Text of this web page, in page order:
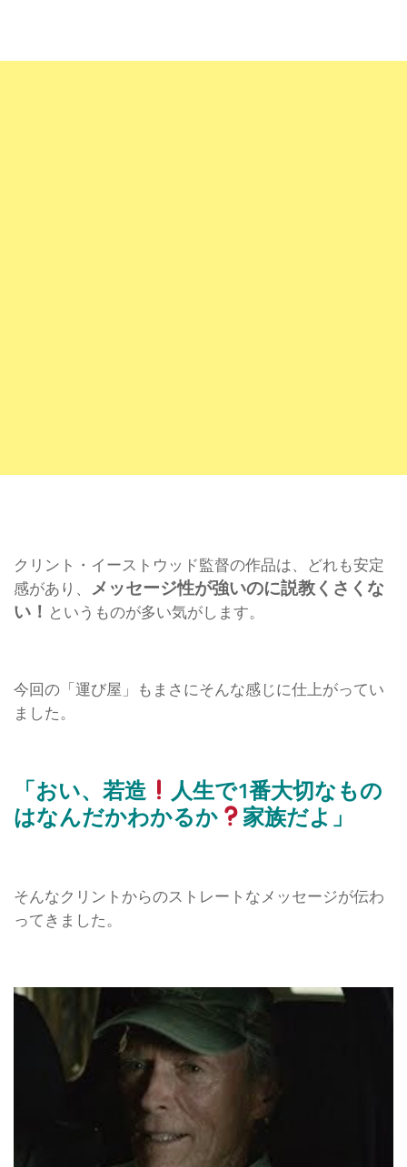
クリント・イーストウッド監督の作品は、どれも安定
感があり、
メッセージ性が強いのに説教くさくな
い！ というものが多い気がします。
今回の「運び屋」もまさにそんな感じに仕上がってい
ました。
「おい、若造
人生で1番大切なもの
はなんだかわかるか
家族だよ」
そんなクリントからのストレートなメッセージが伝わ
ってきました。